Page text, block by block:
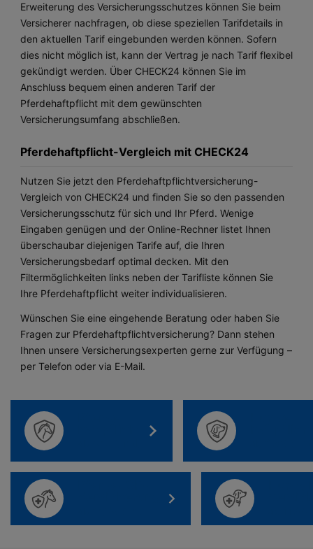
Erweiterung des Versicherungsschutzes können Sie beim
Versicherer nachfragen, ob diese speziellen Tarifdetails in
den aktuellen Tarif eingebunden werden können. Sofern
dies nicht möglich ist, kann der Vertrag je nach Tarif flexibel
gekündigt werden. Über CHECK24 können Sie im
Anschluss bequem einen anderen Tarif der
Pferdehaftpflicht mit dem gewünschten
Versicherungsumfang abschließen.
Pferdehaftpflicht-Vergleich mit CHECK24
Nutzen Sie jetzt den Pferdehaftpflichtversicherung-
Vergleich von CHECK24 und finden Sie so den passenden
Versicherungsschutz für sich und Ihr Pferd. Wenige
Eingaben genügen und der Online-Rechner listet Ihnen
überschaubar diejenigen Tarife auf, die Ihren
Versicherungsbedarf optimal decken. Mit den
Filtermöglichkeiten links neben der Tarifliste können Sie
Ihre Pferdehaftpflicht weiter individualisieren.
Wünschen Sie eine eingehende Beratung oder haben Sie
Fragen zur Pferdehaftpflichtversicherung? Dann stehen
Ihnen unsere Versicherungsexperten gerne zur Verfügung –
per Telefon oder via E-Mail.